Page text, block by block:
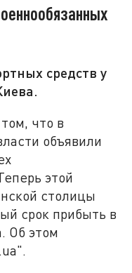
средств у
что в
объявили
этой
столицы
срок прибыть в
Об этом